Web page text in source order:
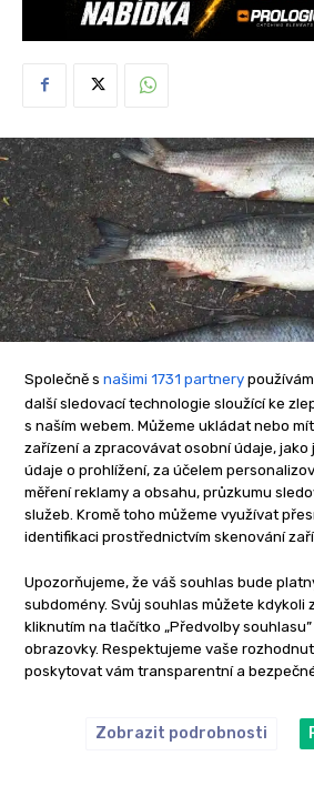
Společně s našimi 1731 partnery
další sledovací technologie sloužící ke
s naším webem. Můžeme ukládat nebo
zařízení a zpracovávat osobní údaje, jako
údaje o prohlížení, za účelem
měření reklamy a obsahu, průzkumu
služeb. Kromě toho můžeme využívat
identifikaci prostřednictvím skenování
Upozorňujeme, že váš souhlas bude
subdomény. Svůj souhlas můžete kdykoli
kliknutím na tlačítko „Předvolby
obrazovky. Respektujeme vaše
poskytovat vám transparentní a
Zobrazit podrobnosti